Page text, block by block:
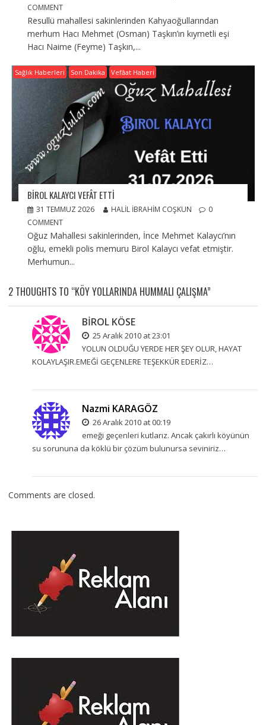
COMMENT
Resullü mahallesi sakinlerinden Kahyaoğullarından
merhum Hacı Mehmet (Osman) Taşkın’ın kıymetli eşi
Hacı Naime (Feyme) Taşkın,...
Sağlık Haberleri Son Dakika Vefâat Haberi
BIROL KALAYCI VEFÂT ETTI
31 TEMMUZ 2026 HALIL İBRAHIM COŞKUN
0
COMMENT
Oğuz Mahallesi sakinlerinden, İnce Mehmet Kalaycı’nın
oğlu, emekli polis memuru Birol Kalaycı vefat etmiştir.
Merhumun...
2 THOUGHTS TO “KÖY YOLLARINDA HUMMALI ÇALIŞMA”
BİROL KÖSE
25 Aralık 2010 at 23:01
YOLUN OLDUĞU YERDE HER ŞEY OLUR, HAYAT
KOLAYLAŞIR.EMEĞİ GEÇENLERE TEŞEKKÜR EDERİZ…
Nazmi KARAGÖZ
26 Aralık 2010 at 00:19
emeği geçenleri kutlarız. Ancak çakırlı köyünün
su sorununa da köklü bir çözüm bulunursa seviniriz…
Comments are closed.